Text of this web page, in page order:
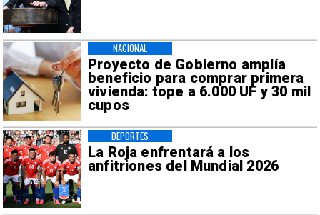
Proyecto de Gobierno amplía
beneficio para comprar primera
vivienda: tope a 6.000 UF y 30 mil
cupos
NACIONAL
La Roja enfrentará a los
anfitriones del Mundial 2026
DEPORTES